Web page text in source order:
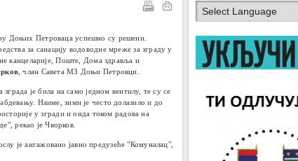
Доњих Петроваца успешно су решени.
за санацију водоводне мреже за зграду у
канцеларије, Поште, Дома здравља и
, члан Савета МЗ Доњи Петровци.
зграда је била на само једном вентилу, те су се
Наиме, зими је често долазило и до
у згради и онда током радова на
рекао је Чворков.
је ангажовано јавно предузеће "Комуналац",